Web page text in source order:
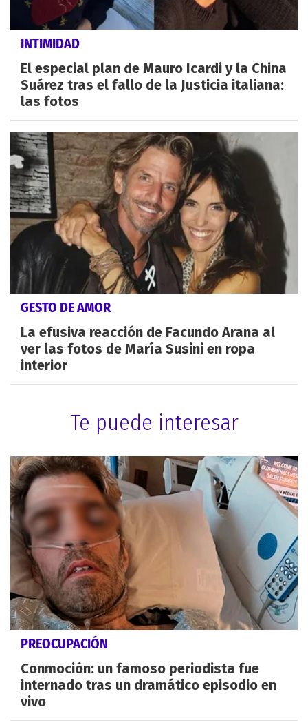
INTIMIDAD
El especial plan de Mauro Icardi y la China
Suárez tras el fallo de la Justicia italiana:
las fotos
GESTO DE AMOR
La efusiva reacción de Facundo Arana al
ver las fotos de María Susini en ropa
interior
Te puede interesar
PREOCUPACIÓN
Conmoción: un famoso periodista fue
internado tras un dramático episodio en
vivo